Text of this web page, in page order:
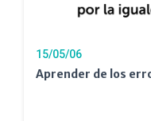
15/05/06
Aprender de los